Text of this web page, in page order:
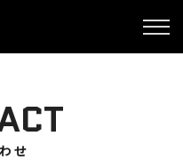
せ